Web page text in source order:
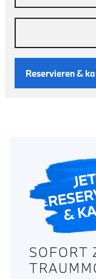
Reservieren &
SOFORT